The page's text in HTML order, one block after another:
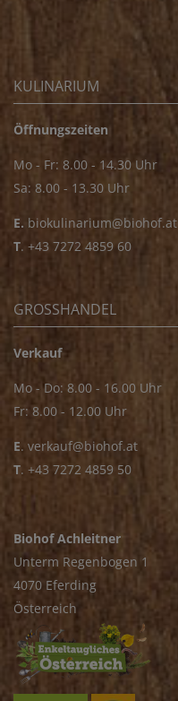
KULINARIUM
Öffnungszeiten
Mo - Fr: 8.00 - 14.30 Uhr
Sa: 8.00 - 13.30 Uhr
E. biokulinarium@biohof.at
T. +43 7272 4859 60
GROSSHANDEL
Verkauf
Mo - Do: 8.00 - 16.00 Uhr
Fr: 8.00 - 12.00 Uhr
E. verkauf@biohof.at
T. +43 7272 4859 50
Biohof Achleitner
Unterm Regenbogen 1
4070 Eferding
Österreich